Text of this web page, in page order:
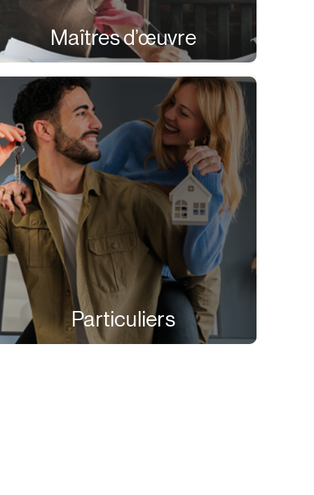
Maîtres d’œuvre
Particuliers